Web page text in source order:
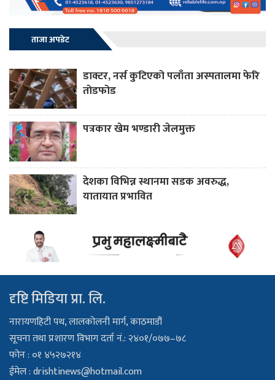
ताजा अपडेट
डाक्टर, नर्स कुटिएको पलाँता अस्पतालमा फेरि
तोडफोड
पत्रकार खेम भण्डारी जेलमुक्त
देशका विभिन्न स्थानमा सडक अवरुद्ध,
यातायात प्रभावित
दृष्टि मिडिया प्रा. लि.
नारायणहिटी पथ, लालकोलनी मार्ग, काठमाडौं
सूचना तथा प्रशारण विभाग दर्ता नं.: २४०१/०७७–७८
फोन : ०१ ४५२७२१४
ईमेल :drishtinews@hotmail.com